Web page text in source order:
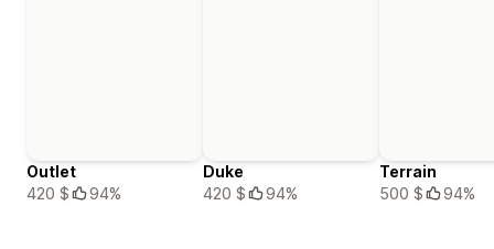
Outlet
420 $
94%
Duke
420 $
94%
Terrain
500 $
94%